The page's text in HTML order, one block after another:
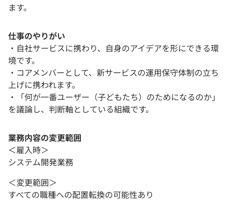
ます。
仕事のやりがい
・自社サービスに携わり、自身のアイデアを形にできる環
境です。
・コアメンバーとして、新サービスの運用保守体制の立ち
上げに携われます。
・「何が一番ユーザー（子どもたち）のためになるのか」
を議論し、判断軸としている組織です。
業務内容の変更範囲
＜雇入時＞
システム開発業務
＜変更範囲＞
すべての職種への配置転換の可能性あり